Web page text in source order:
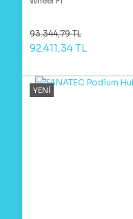
93.344,79 TL
92.411,34 TL
YENİ